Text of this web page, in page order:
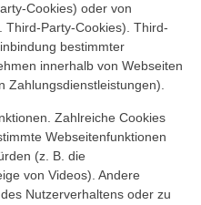
Cookies) oder von
Third-Party-Cookies). Third-
bestimmter
innerhalb von Webseiten
Zahlungsdienstleistungen).
Zahlreiche Cookies
Webseitenfunktionen
(z. B. die
von Videos). Andere
Nutzerverhaltens oder zu